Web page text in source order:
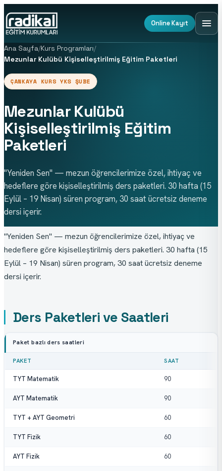
Online Kayıt
Ana Sayfa/Kurs Programları/
Mezunlar Kulübü Kişiselleştirilmiş Eğitim Paketleri
ÇANKAYA KURS YKS ŞUBE
Mezunlar Kulübü
Kişiselleştirilmiş Eğitim
Paketleri
"Yeniden Sen" — mezun öğrencilerimize özel, ihtiyaç ve
hedeflere göre kişiselleştirilmiş ders paketleri. 30 hafta (15
Eylül – 19 Nisan) süren program, 30 saat ücretsiz deneme
dersi içerir.
"Yeniden Sen" — mezun öğrencilerimize özel, ihtiyaç ve
hedeflere göre kişiselleştirilmiş ders paketleri. 30 hafta (15
Eylül – 19 Nisan) süren program, 30 saat ücretsiz deneme
dersi içerir.
Ders Paketleri ve Saatleri
Paket bazlı ders saatleri
PAKET SAAT
TYT Matematik 90
AYT Matematik 90
TYT + AYT Geometri 60
TYT Fizik 60
AYT Fizik 60